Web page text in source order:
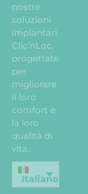
nostre
soluzioni
implantari
Clic’nLoc,
progettate
per
migliorare
il loro
comfort e
la loro
qualità di
vita.
Italiano